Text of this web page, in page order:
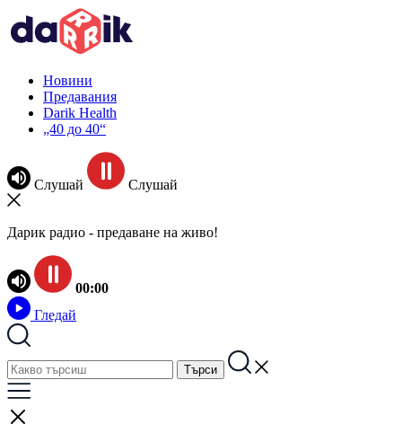
Новини
Предавания
Darik Health
„40 до 40“
Слушай Слушай
Дарик радио - предаване на живо!
00:00
Гледай